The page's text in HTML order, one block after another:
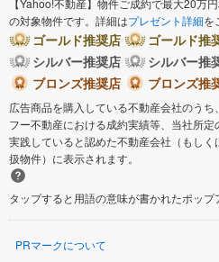
の対象物件です。詳細はプレゼント詳細を
ゴールド推奨店
ゴールド推
シルバー推奨店
シルバー推
ブロンズ推奨店
ブロンズ推
広告商品を購入している不動産会社のう
フー不動産における成約実績等、当社所
実践していると認めた不動産会社（もし
扱物件）に表示されます。
タップすると用語の意味が書かれたポップ
PRマークについて